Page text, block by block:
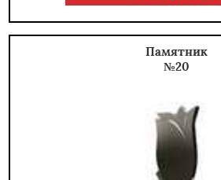
Памятник
№20